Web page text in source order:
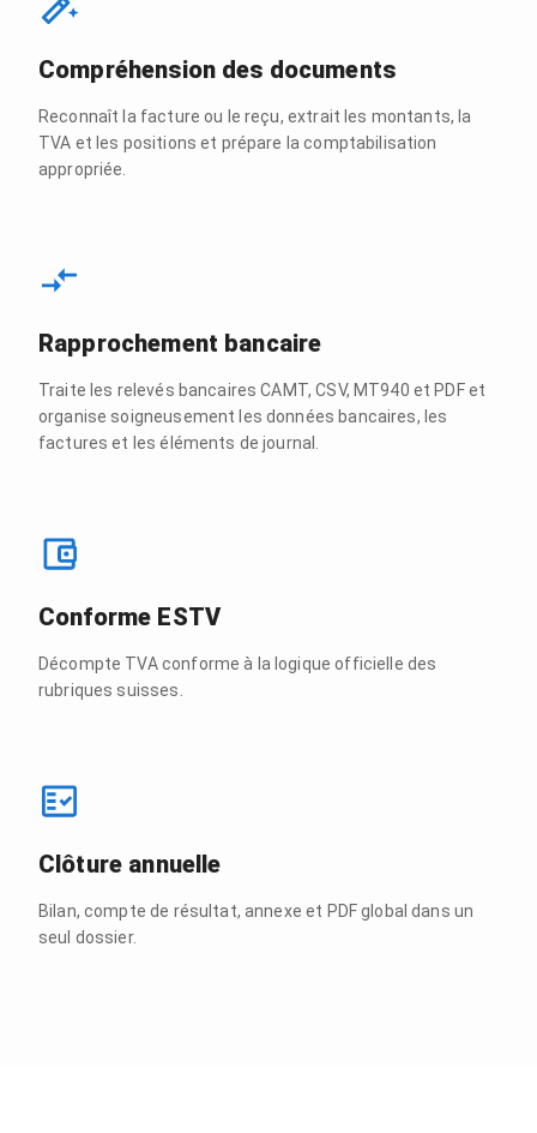
Compréhension des documents
Reconnaît la facture ou le reçu, extrait les montants, la
TVA et les positions et prépare la comptabilisation
appropriée.
Rapprochement bancaire
Traite les relevés bancaires CAMT, CSV, MT940 et PDF et
organise soigneusement les données bancaires, les
factures et les éléments de journal.
Conforme ESTV
Décompte TVA conforme à la logique officielle des
rubriques suisses.
Clôture annuelle
Bilan, compte de résultat, annexe et PDF global dans un
seul dossier.